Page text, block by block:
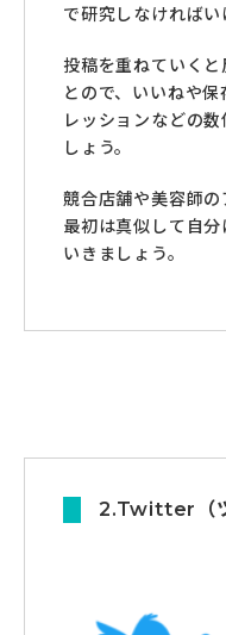
で研究しなければい
投稿を重ねていく
とので、いいねや
レッションなどの
しょう。
競合店舗や美容師の
最初は真似して自
いきましょう。
2.Twitter（